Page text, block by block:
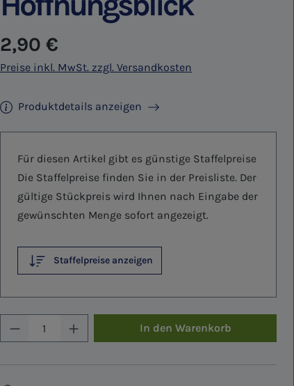
Regulärer Preis:
2,90 €
Preise inkl. MwSt. zzgl. Versandkosten
Produktdetails anzeigen
Für diesen Artikel gibt es günstige Staffelpreise
Die Staffelpreise finden Sie in der Preisliste. Der
gültige Stückpreis wird Ihnen nach Eingabe der
gewünschten Menge sofort angezeigt.
Staffelpreise anzeigen
Produkt Anzahl: Gib den
In den Warenkorb